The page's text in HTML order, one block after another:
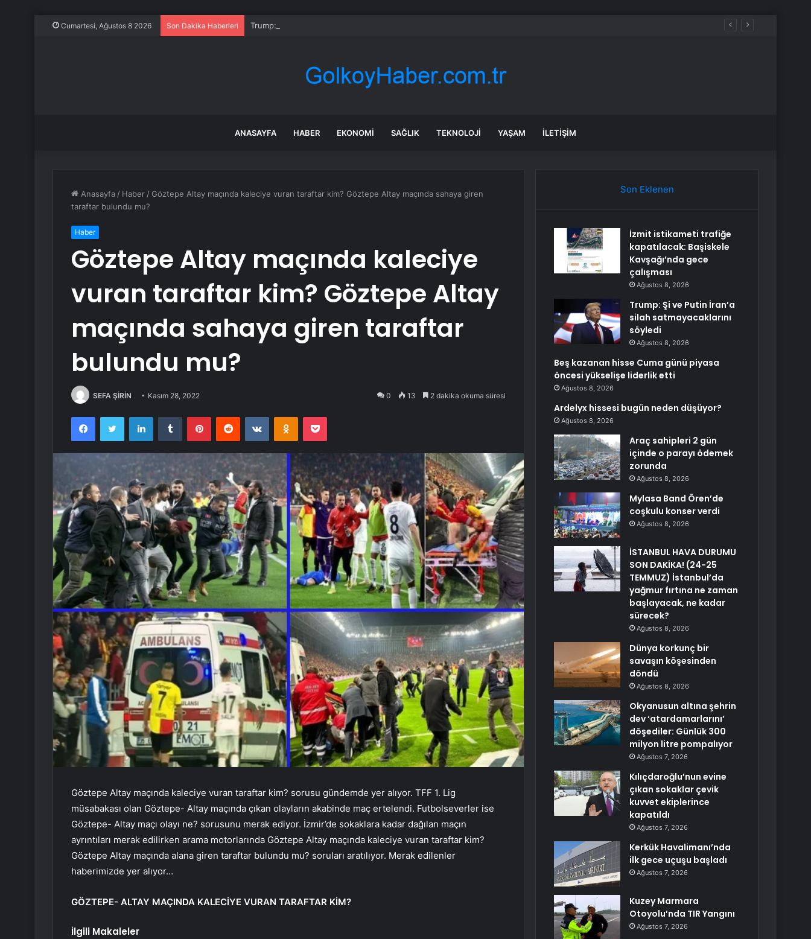
Cumartesi, Ağustos 8 2026 Son Dakika Haberleri Trump: Şi ve Putin İran’a silah satmayacaklarını söyledi
ANASAYFA HABER EKONOMI SAĞLIK TEKNOLOJI YAŞAM İLETIŞIM
Anasayfa / Haber / Göztepe Altay maçında kaleciye vuran taraftar kim? Göztepe Altay maçında sahaya giren
taraftar bulundu mu?
Haber
Göztepe Altay maçında kaleciye
vuran taraftar kim? Göztepe Altay
maçında sahaya giren taraftar
bulundu mu?
SEFA ŞİRİN Kasım 28, 2022 0 13 2 dakika okuma süresi
FacebookTwitter LinkedInTumblr PinterestReddit VKontakteOdnoklassniki
Pocket
Göztepe Altay maçında kaleciye vuran taraftar kim? sorusu gündemde yer alıyor. TFF 1. Lig
müsabakası olan Göztepe- Altay maçında çıkan olayların akabinde maç ertelendi. Futbolseverler ise
Göztepe- Altay maçı olayı ne? sorusunu merak ediyor. İzmir’de sokaklara kadar dağılan maçın
ayrıntıları merak edilirken arama motorlarında Göztepe Altay maçında kaleciye vuran taraftar kim?
Göztepe Altay maçında alana giren taraftar bulundu mu? soruları aratılıyor. Merak edilenler
haberimizde yer alıyor…
GÖZTEPE- ALTAY MAÇINDA KALECİYE VURAN TARAFTAR KİM?
İlgili Makaleler
Son Eklenen
İzmit istikameti trafiğe
kapatılacak: Başiskele
Kavşağı’nda gece
çalışması
Ağustos 8, 2026
Trump: Şi ve Putin İran’a
silah satmayacaklarını
söyledi
Ağustos 8, 2026
Beş kazanan hisse Cuma günü piyasa
öncesi yükselişe liderlik etti
Ağustos 8, 2026
Ardelyx hissesi bugün neden düşüyor?
Ağustos 8, 2026
Araç sahipleri 2 gün
içinde o parayı ödemek
zorunda
Ağustos 8, 2026
Mylasa Band Ören’de
coşkulu konser verdi
Ağustos 8, 2026
İSTANBUL HAVA DURUMU
SON DAKİKA! (24-25
TEMMUZ) İstanbul’da
yağmur fırtına ne zaman
başlayacak, ne kadar
sürecek?
Ağustos 8, 2026
Dünya korkunç bir
savaşın köşesinden
döndü
Ağustos 8, 2026
Okyanusun altına şehrin
dev ‘atardamarlarını’
döşediler: Günlük 300
milyon litre pompalıyor
Ağustos 7, 2026
Kılıçdaroğlu’nun evine
çıkan sokaklar çevik
kuvvet ekiplerince
kapatıldı
Ağustos 7, 2026
Kerkük Havalimanı’nda
ilk gece uçuşu başladı
Ağustos 7, 2026
Kuzey Marmara
Otoyolu’nda TIR Yangını
Ağustos 7, 2026